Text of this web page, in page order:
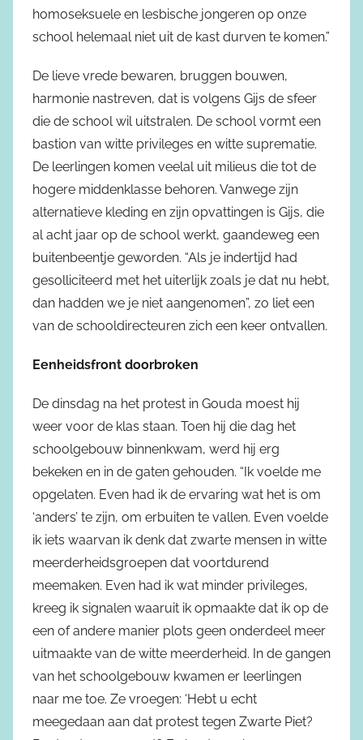
homoseksuele en lesbische jongeren op onze
school helemaal niet uit de kast durven te komen.”
De lieve vrede bewaren, bruggen bouwen,
harmonie nastreven, dat is volgens Gijs de sfeer
die de school wil uitstralen. De school vormt een
bastion van witte privileges en witte suprematie.
De leerlingen komen veelal uit milieus die tot de
hogere middenklasse behoren. Vanwege zijn
alternatieve kleding en zijn opvattingen is Gijs, die
al acht jaar op de school werkt, gaandeweg een
buitenbeentje geworden. “Als je indertijd had
gesolliciteerd met het uiterlijk zoals je dat nu hebt,
dan hadden we je niet aangenomen”, zo liet een
van de schooldirecteuren zich een keer ontvallen.
Eenheidsfront doorbroken
De dinsdag na het protest in Gouda moest hij
weer voor de klas staan. Toen hij die dag het
schoolgebouw binnenkwam, werd hij erg
bekeken en in de gaten gehouden. “Ik voelde me
opgelaten. Even had ik de ervaring wat het is om
‘anders’ te zijn, om erbuiten te vallen. Even voelde
ik iets waarvan ik denk dat zwarte mensen in witte
meerderheidsgroepen dat voortdurend
meemaken. Even had ik wat minder privileges,
kreeg ik signalen waaruit ik opmaakte dat ik op de
een of andere manier plots geen onderdeel meer
uitmaakte van de witte meerderheid. In de gangen
van het schoolgebouw kwamen er leerlingen
naar me toe. Ze vroegen: ‘Hebt u echt
meegedaan aan dat protest tegen Zwarte Piet?